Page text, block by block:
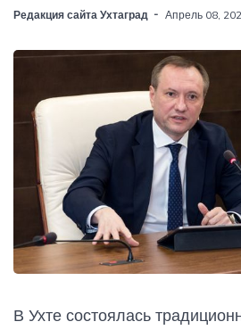
Редакция сайта Ухтаград Апрель 08,
В Ухте состоялась